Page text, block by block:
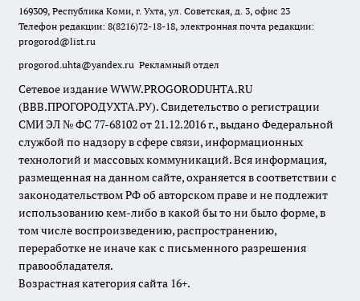
169309, Республика Коми, г. Ухта, ул. Советская, д. 3, офис 23
Телефон редакции: 8(8216)72-18-18, электронная почта редакции:
progorod@list.ru
progorod.uhta@yandex.ru Рекламный отдел
Сетевое издание WWW.PROGORODUHTA.RU
(ВВВ.ПРОГОРОДУХТА.РУ). Свидетельство о регистрации
СМИ ЭЛ № ФС 77-68102 от 21.12.2016 г., выдано Федеральной
службой по надзору в сфере связи, информационных
технологий и массовых коммуникаций. Вся информация,
размещенная на данном сайте, охраняется в соответствии с
законодательством РФ об авторском праве и не подлежит
использованию кем-либо в какой бы то ни было форме, в
том числе воспроизведению, распространению,
переработке не иначе как с письменного разрешения
правообладателя.
Возрастная категория сайта 16+.